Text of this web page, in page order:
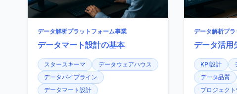
データ解析プラットフォーム事業
データマート設計の基本
スタースキーマ
データウェアハウス
データパイプライン
データマート設計
データ解析プ
データ活用
KPI設計
データ品質
プロジェク